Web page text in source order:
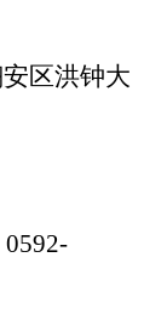
区洪钟大
0592-